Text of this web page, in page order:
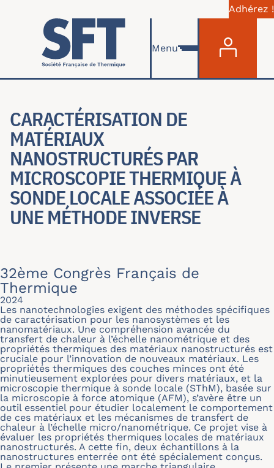
Aller au contenu principal
Adhérez !
Menu
CARACTÉRISATION DE
MATÉRIAUX
NANOSTRUCTURÉS PAR
MICROSCOPIE THERMIQUE À
SONDE LOCALE ASSOCIÉE À
UNE MÉTHODE INVERSE
32ème Congrès Français de
Thermique
2024
Les nanotechnologies exigent des méthodes spécifiques
de caractérisation pour les nanosystèmes et les
nanomatériaux. Une compréhension avancée du
transfert de chaleur à l’échelle nanométrique et des
propriétés thermiques des matériaux nanostructurés est
cruciale pour l’innovation de nouveaux matériaux. Les
propriétés thermiques des couches minces ont été
minutieusement explorées pour divers matériaux, et la
microscopie thermique à sonde locale (SThM), basée sur
la microscopie à force atomique (AFM), s’avère être un
outil essentiel pour étudier localement le comportement
de ces matériaux et les mécanismes de transfert de
chaleur à l’échelle micro/nanométrique. Ce projet vise à
évaluer les propriétés thermiques locales de matériaux
nanostructurés. A cette fin, deux échantillons à la
nanostructures enterrée ont été spécialement conçus.